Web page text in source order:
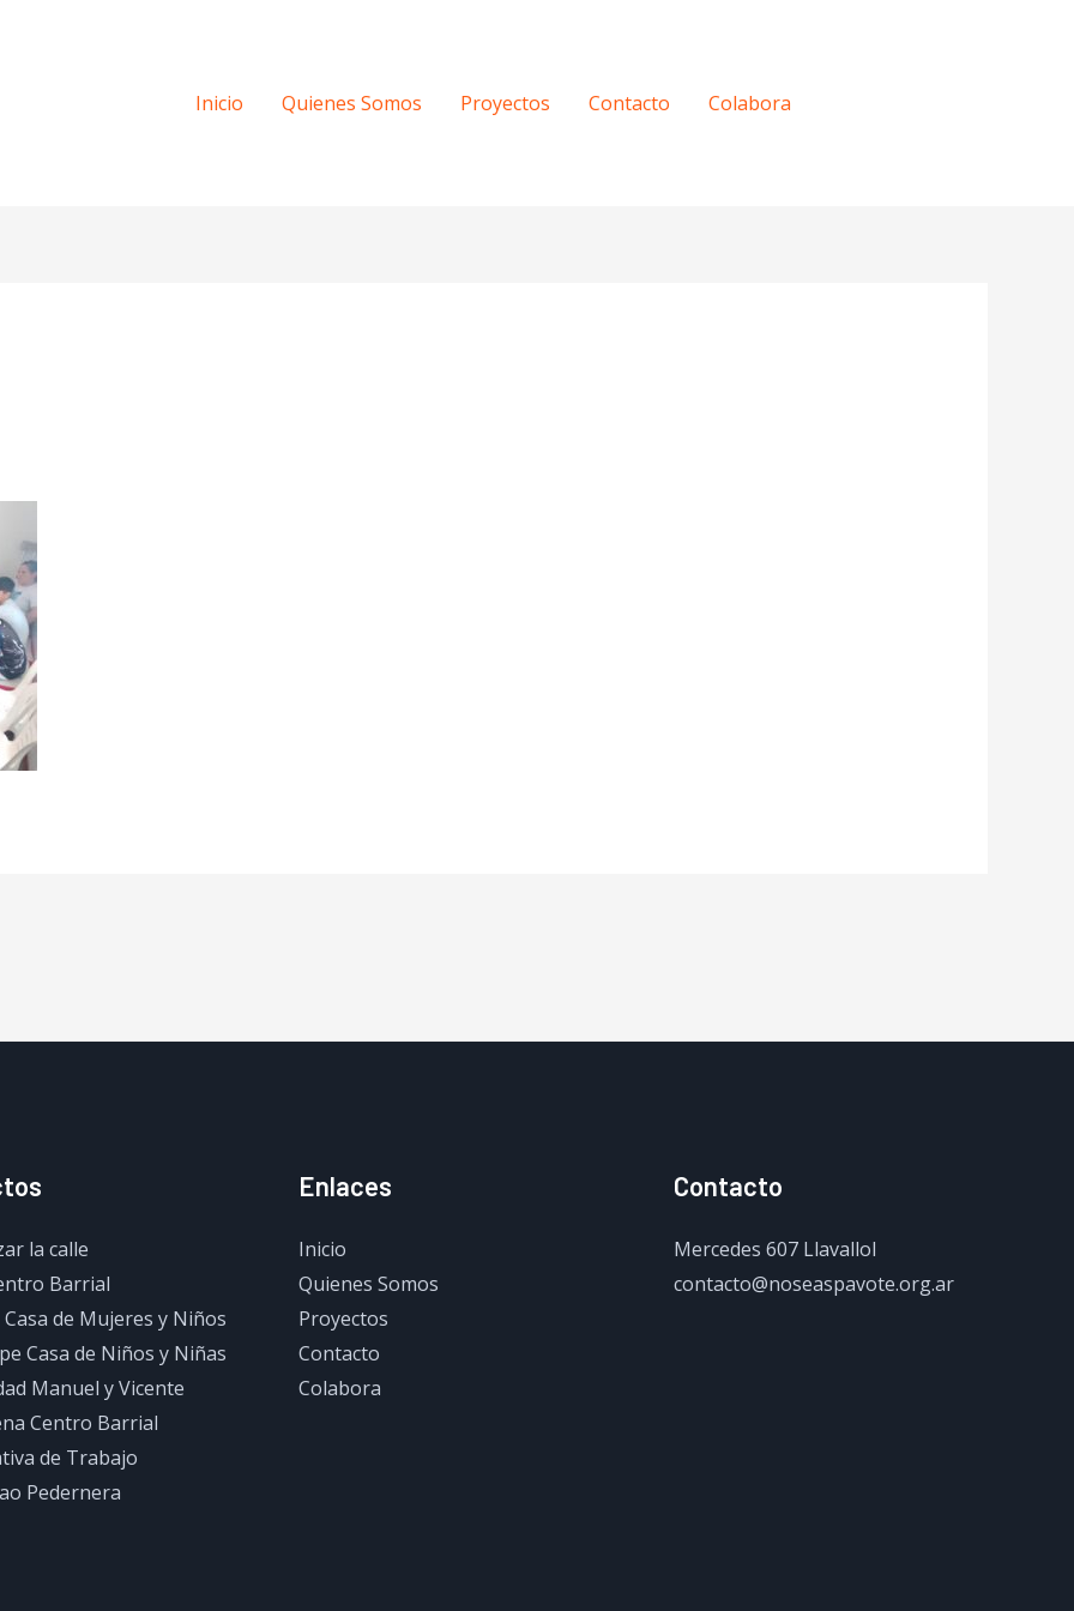
Inicio Quienes Somos Proyectos Contacto Colabora
la calle
Barrial
de Mujeres y Niños
Casa de Niños y Niñas
Manuel y Vicente
Centro Barrial
de Trabajo
Pedernera
Enlaces
Inicio
Quienes Somos
Proyectos
Contacto
Colabora
Contacto
Mercedes 607 Llavallol
contacto@noseaspavote.org.ar